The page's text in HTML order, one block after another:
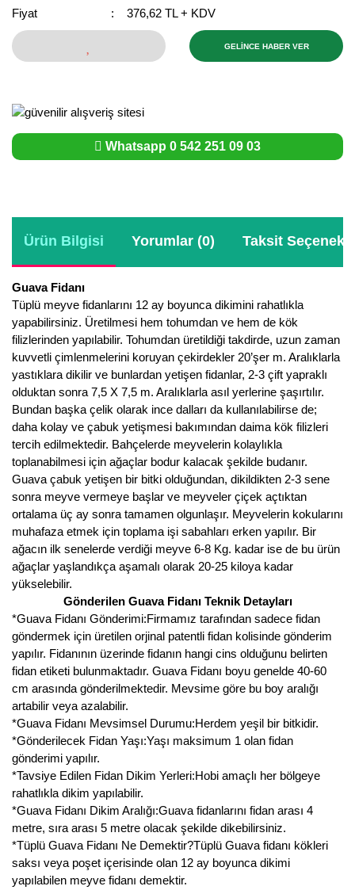
Fiyat
376,62 TL + KDV
GELİNCE HABER VER
Whatsapp 0 542 251 09 03
Ürün Bilgisi Yorumlar (0) Taksit
Guava Fidanı
Tüplü meyve fidanlarını 12 ay boyunca dikimini rahatlıkla
yapabilirsiniz. Üretilmesi hem tohumdan ve hem de kök
filizlerinden yapılabilir. Tohumdan üretildiği takdirde, uzun zaman
kuvvetli çimlenmelerini koruyan çekirdekler 20’şer m. Aralıklarla
yastıklara dikilir ve bunlardan yetişen fidanlar, 2-3 çift yapraklı
olduktan sonra 7,5 X 7,5 m. Aralıklarla asıl yerlerine şaşırtılır.
Bundan başka çelik olarak ince dalları da kullanılabilirse de;
daha kolay ve çabuk yetişmesi bakımından daima kök filizleri
tercih edilmektedir. Bahçelerde meyvelerin kolaylıkla
toplanabilmesi için ağaçlar bodur kalacak şekilde budanır.
Guava çabuk yetişen bir bitki olduğundan, dikildikten 2-3 sene
sonra meyve vermeye başlar ve meyveler çiçek açtıktan
ortalama üç ay sonra tamamen olgunlaşır. Meyvelerin kokularını
muhafaza etmek için toplama işi sabahları erken yapılır. Bir
ağacın ilk senelerde verdiği meyve 6-8 Kg. kadar ise de bu ürün
ağaçlar yaşlandıkça aşamalı olarak 20-25 kiloya kadar
yükselebilir.
Gönderilen Guava Fidanı Teknik Detayları
*Guava Fidanı Gönderimi:Firmamız tarafından sadece fidan
göndermek için üretilen orjinal patentli fidan kolisinde gönderim
yapılır. Fidanının üzerinde fidanın hangi cins olduğunu belirten
fidan etiketi bulunmaktadır. Guava Fidanı boyu genelde 40-60
cm arasında gönderilmektedir. Mevsime göre bu boy aralığı
artabilir veya azalabilir.
*Guava Fidanı Mevsimsel Durumu:Herdem yeşil bir bitkidir.
*Gönderilecek Fidan Yaşı:Yaşı maksimum 1 olan fidan
gönderimi yapılır.
*Tavsiye Edilen Fidan Dikim Yerleri:Hobi amaçlı her bölgeye
rahatlıkla dikim yapılabilir.
*Guava Fidanı Dikim Aralığı:Guava fidanlarını fidan arası 4
metre, sıra arası 5 metre olacak şekilde dikebilirsiniz.
*Tüplü Guava Fidanı Ne Demektir?Tüplü Guava fidanı kökleri
saksı veya poşet içerisinde olan 12 ay boyunca dikimi
yapılabilen meyve fidanı demektir.
Bektaşi Üzümü Fidanı
Böğürtlen Fidanı
Dut Fidanı
Feijoa Fidanı
Fındık Fidanı
Frenk Üzümü Fidanı
Girebolu Fidanı
Goji Berry Fidanı
Hünnap Fidanı
İncir Fidanı
Kapari Gebre Otu Fidanı
Kayısı Fidanı
Keçiboynuzu Fidanı
Kestane Fidanı
Kiraz Fidanı
Kivi Fidanı
Kızılcık Fidanı
Kocayemiş Fidanı
Kuşburnu Fidanı
Liçi Fidanı
Longan Fidanı
Malta Eriği Fidanı
Nostaljik Güller
Peyzaj Gülleri
Ters Lale Soğanı
Yılbaşı Gülü Çiçeği